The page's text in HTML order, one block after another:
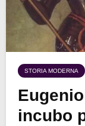
STORIA MODERNA
incubo